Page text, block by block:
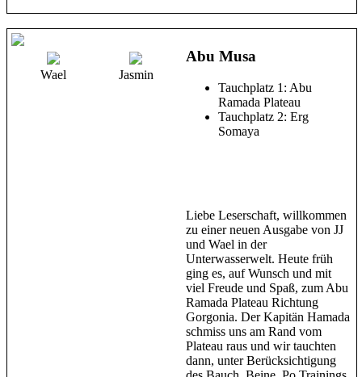
Wael Jasmin
Abu Musa
Tauchplatz 1: Abu
Ramada Plateau
Tauchplatz 2: Erg
Somaya
Liebe Leserschaft, willkommen
zu einer neuen Ausgabe von JJ
und Wael in der
Unterwasserwelt. Heute früh
ging es, auf Wunsch und mit
viel Freude und Spaß, zum Abu
Ramada Plateau Richtung
Gorgonia. Der Kapitän Hamada
schmiss uns am Rand vom
Plateau raus und wir tauchten
dann, unter Berücksichtigung